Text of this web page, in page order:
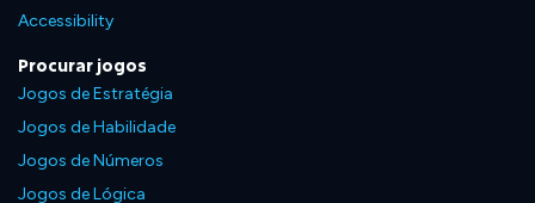
Accessibility
Procurar jogos
Jogos de Estratégia
Jogos de Habilidade
Jogos de Números
Jogos de Lógica